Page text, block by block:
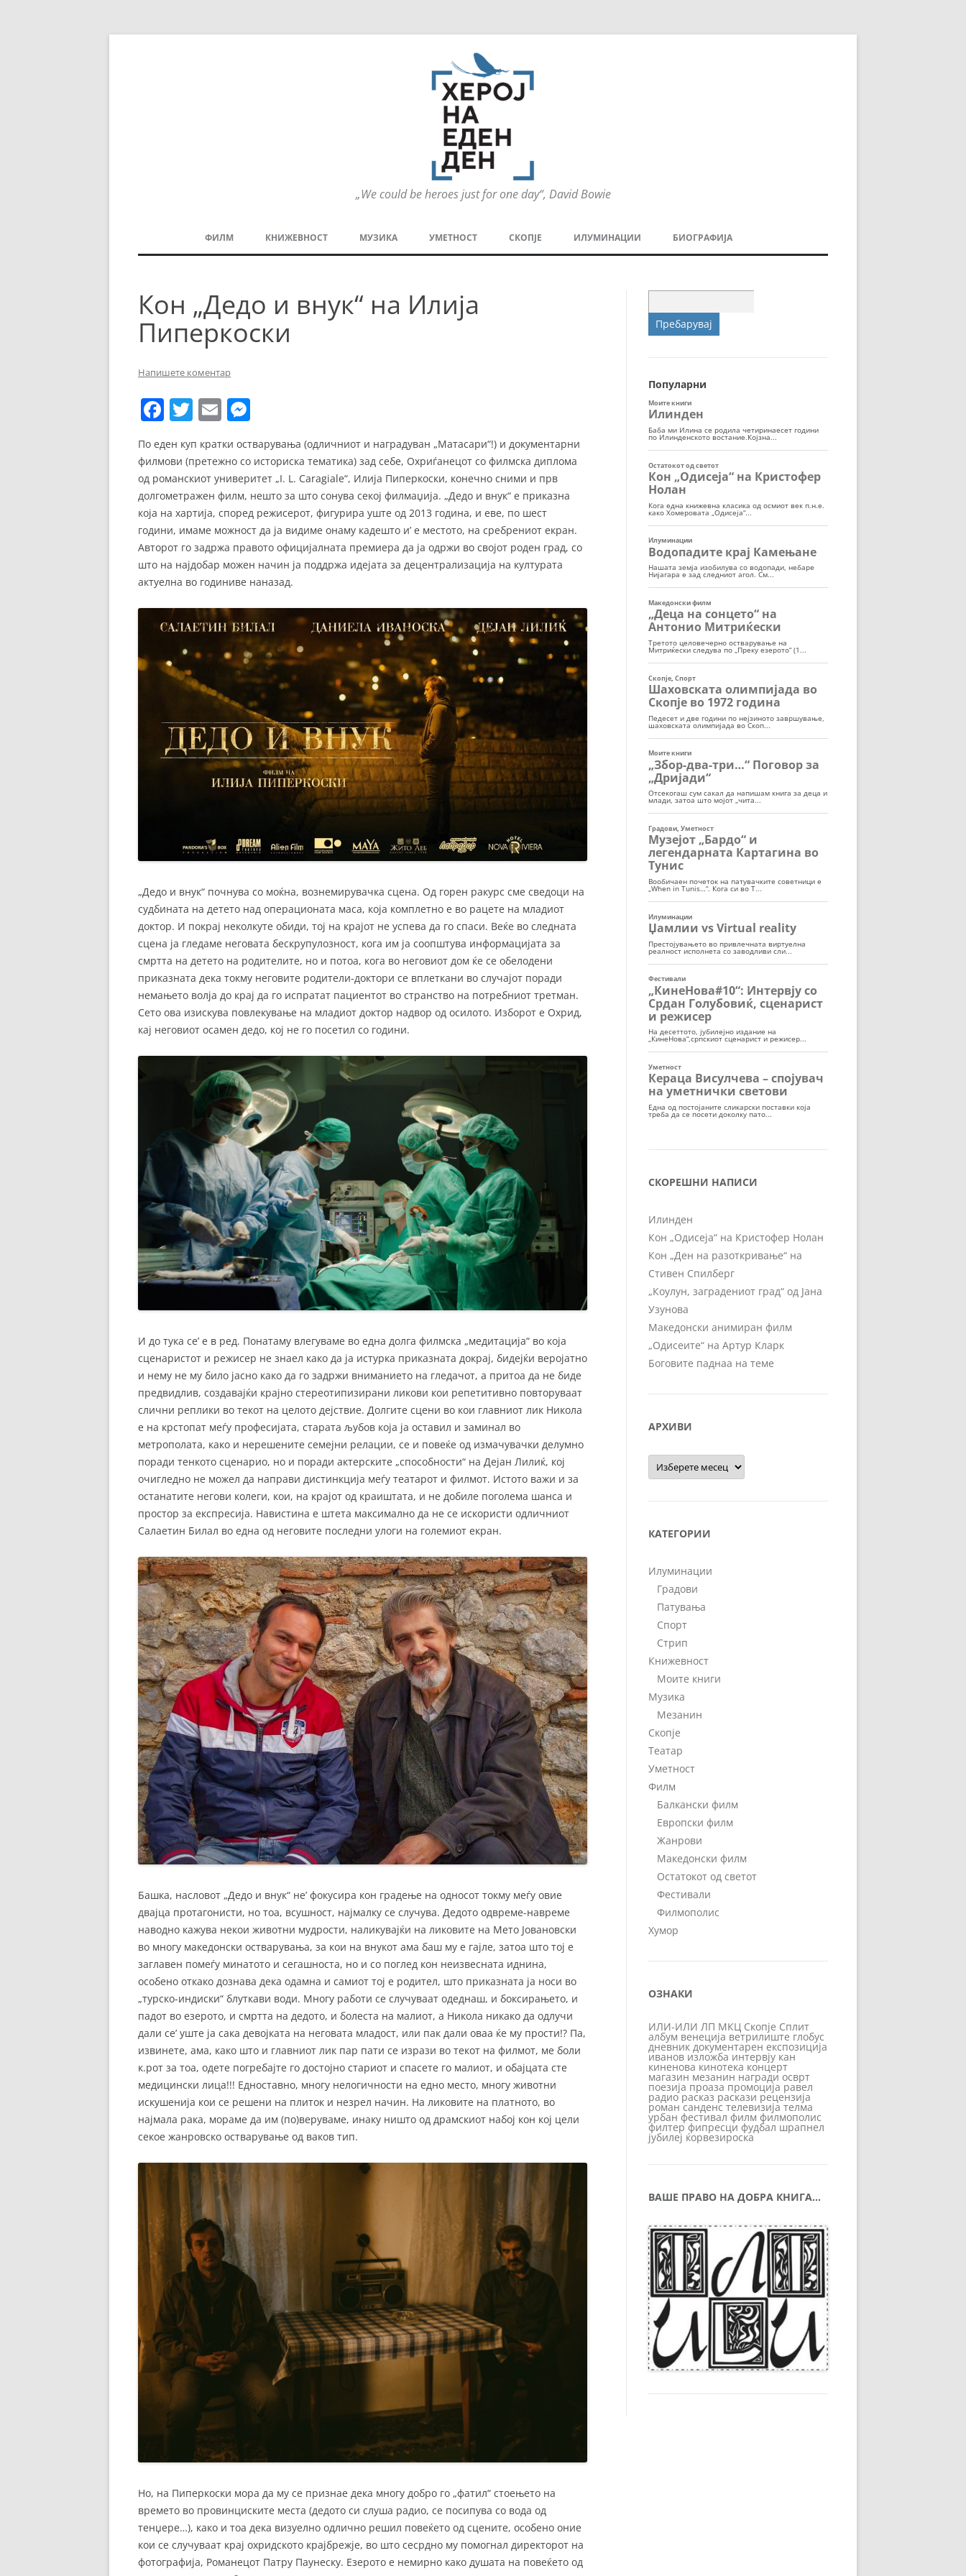
„We could be heroes just for one day“, David Bowie
содржината
ФИЛМ
ЕВРОПСКИ ФИЛМ
ФИЛМОПОЛИС
КНИЖЕВНОСТ МУЗИКА УМЕТНОСТ СКОПЈЕ ИЛУМИНАЦИИ
СПОРТ
БИОГРАФИЈА
Кон „Дедо и внук“ на Илија
Пиперкоски
Напишете коментар
F
c
e
b
o
o
k
T
itt
er
E
ai
l
ss
e
n
g
er
По еден куп кратки остварувања (одличниот и наградуван „Матасари“!) и документарни
филмови (претежно со историска тематика) зад себе, Охриѓанецот со филмска диплома
од романскиот универитет „I. L. Caragiale“, Илија Пиперкоски, конечно сними и прв
долгометражен филм, нешто за што сонува секој филмаџија. „Дедо и внук“ е приказна
која на хартија, според режисерот, фигурира уште од 2013 година, и еве, по шест
години, имаме можност да ја видиме онаму кадешто и’ е местото, на сребрениот екран.
Авторот го задржа правото официјалната премиера да ја одржи во својот роден град, со
што на најдобар можен начин ја поддржа идејата за децентрализација на културата
актуелна во годиниве наназад.
„Дедо и внук“ почнува со моќна, вознемирувачка сцена. Од горен ракурс сме сведоци на
судбината на детето над операционата маса, која комплетно е во рацете на младиот
доктор. И покрај неколкуте обиди, тој на крајот не успева да го спаси. Веќе во следната
сцена ја гледаме неговата бескрупулозност, кога им ја соопштува информацијата за
смртта на детето на родителите, но и потоа, кога во неговиот дом ќе се обелодени
приказната дека токму неговите родители-доктори се вплеткани во случајот поради
немањето волја до крај да го испратат пациентот во странство на потребниот третман.
Сето ова изискува повлекување на младиот доктор надвор од осилото. Изборот е Охрид,
кај неговиот осамен дедо, кој не го посетил со години.
И до тука се’ е в ред. Понатаму влегуваме во една долга филмска „медитација“ во која
сценаристот и режисер не знаел како да ја истурка приказната докрај, бидејќи веројатно
и нему не му било јасно како да го задржи вниманието на гледачот, а притоа да не биде
предвидлив, создавајќи крајно стереотипизирани ликови кои репетитивно повторуваат
слични реплики во текот на целото дејствие. Долгите сцени во кои главниот лик Никола
е на крстопат меѓу професијата, старата љубов која ја оставил и заминал во
метрополата, како и нерешените семејни релации, се и повеќе од измачувачки делумно
поради тенкото сценарио, но и поради актерските „способности“ на Дејан Лилиќ, кој
очигледно не можел да направи дистинкција меѓу театарот и филмот. Истото важи и за
останатите негови колеги, кои, на крајот од краиштата, и не добиле поголема шанса и
простор за експресија. Навистина е штета максимално да не се искористи одличниот
Салаетин Билал во една од неговите последни улоги на големиот екран.
Башка, насловот „Дедо и внук“ не’ фокусира кон градење на односот токму меѓу овие
двајца протагонисти, но тоа, всушност, најмалку се случува. Дедото одвреме-навреме
наводно кажува некои животни мудрости, наликувајќи на ликовите на Мето Јовановски
во многу македонски остварувања, за кои на внукот ама баш му е гајле, затоа што тој е
заглавен помеѓу минатото и сегашноста, но и со поглед кон неизвесната иднина,
особено откако дознава дека одамна и самиот тој е родител, што приказната ја носи во
„турско-индиски“ блуткави води. Многу работи се случуваат одеднаш, и боксирањето, и
падот во езерото, и смртта на дедото, и болеста на малиот, а Никола никако да одлучи
дали се’ уште ја сака девојката на неговата младост, или пак дали оваа ќе му прости!? Па,
извинете, ама, како што и главниот лик пар пати се изрази во текот на филмот, ме боли
к.рот за тоа, одете погребајте го достојно стариот и спасете го малиот, и обајцата сте
медицински лица!!! Едноставно, многу нелогичности на едно место, многу животни
искушенија кои се решени на плиток и незрел начин. На ликовите на платното, во
најмала рака, мораме да им (по)веруваме, инаку ништо од драмскиот набој кон кој цели
секое жанровско остварување од ваков тип.
Но, на Пиперкоски мора да му се признае дека многу добро го „фатил“ стоењето на
времето во провинциските места (дедото си слуша радио, се посипува со вода од
тенџере…), како и тоа дека визуелно одлично решил повеќето од сцените, особено оние
кои се случуваат крај охридското крајбрежје, во што сесрдно му помогнал директорот на
фотографија, Романецот Патру Паунеску. Езерото е немирно како душата на повеќето од
за:
Популарни
СКОРЕШНИ НАПИСИ
Илинден
Кон „Одисеја“ на Кристофер Нолан
Кон „Ден на разоткривање“ на
Стивен Спилберг
„Коулун, заградениот град“ од Јана
Узунова
Македонски анимиран филм
„Одисеите“ на Артур Кларк
Боговите паднаа на теме
АРХИВИ
Архиви
КАТЕГОРИИ
Илуминации
Градови
Патувања
Спорт
Стрип
Книжевност
Моите книги
Музика
Мезанин
Скопје
Театар
Уметност
Филм
Балкански филм
Европски филм
Жанрови
Македонски филм
Остатокот од светот
Фестивали
Филмополис
Хумор
ОЗНАКИ
ИЛИ-ИЛИ ЛП МКЦ Скопје Сплит
албум венеција ветрилиште глобус
дневник документарен експозиција
иванов изложба интервју кан
киненова кинотека концерт
магазин мезанин награди осврт
поезија проаза промоција равел
радио расказ раскази рецензија
роман санденс телевизија телма
урбан фестивал филм филмополис
филтер фипресци фудбал шрапнел
јубилеј ќорвезироска
ВАШЕ ПРАВО НА ДОБРА КНИГА…